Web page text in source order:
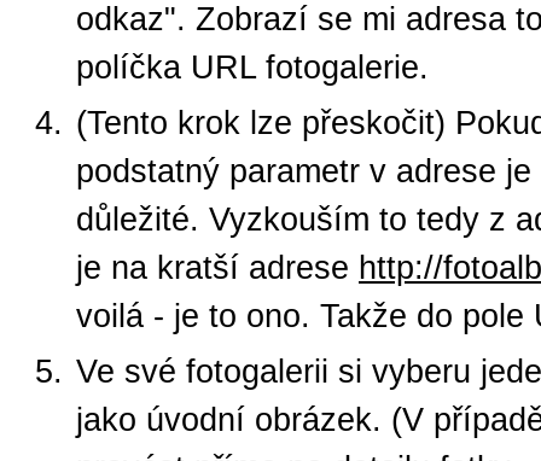
odkaz". Zobrazí se mi adresa
políčka URL fotogalerie.
(Tento krok lze přeskočit)
podstatný parametr v adrese
důležité. Vyzkouším to tedy z
je na kratší adrese http://
voilá - je to ono. Takže do
Ve své fotogalerii si vyberu
jako úvodní obrázek. (V